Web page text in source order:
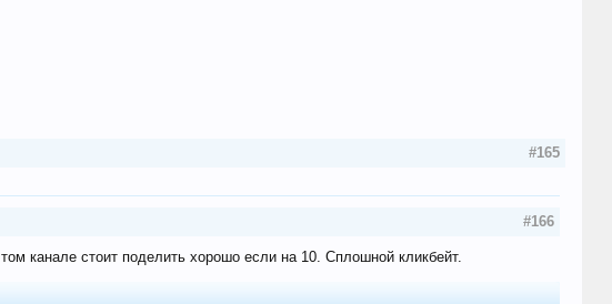
#165
#166
канале стоит поделить хорошо если на 10. Сплошной кликбейт.